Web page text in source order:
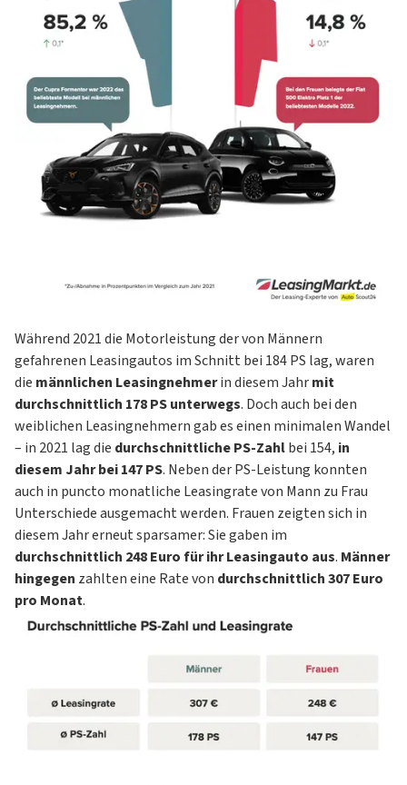
Während 2021 die Motorleistung der von Männern
gefahrenen Leasingautos im Schnitt bei 184 PS lag, waren
die männlichen Leasingnehmerin diesem Jahrmit
durchschnittlich 178 PS unterwegs. Doch auch bei den
weiblichen Leasingnehmern gab es einen minimalen Wandel
– in 2021 lag die durchschnittliche PS-Zahlbei 154, in
diesem Jahr bei 147 PS. Neben der PS-Leistung konnten
auch in puncto monatliche Leasingrate von Mann zu Frau
Unterschiede ausgemacht werden. Frauen zeigten sich in
diesem Jahr erneut sparsamer: Sie gaben im
durchschnittlich 248 Euro für ihr Leasingauto aus. Männer
hingegen zahlten eine Rate von durchschnittlich 307 Euro
pro Monat.